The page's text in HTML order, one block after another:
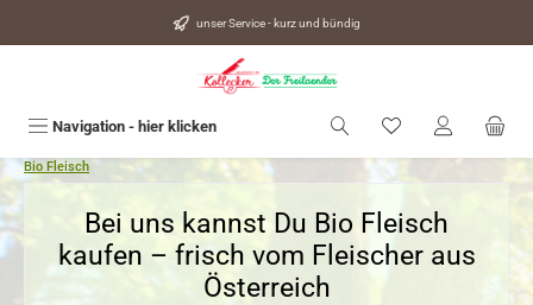
unser Service - kurz und bündig
Navigation - hier klicken Du hast 0
Bio Fleisch
Bei uns kannst Du Bio Fleisch
kaufen – frisch vom Fleischer aus
Österreich